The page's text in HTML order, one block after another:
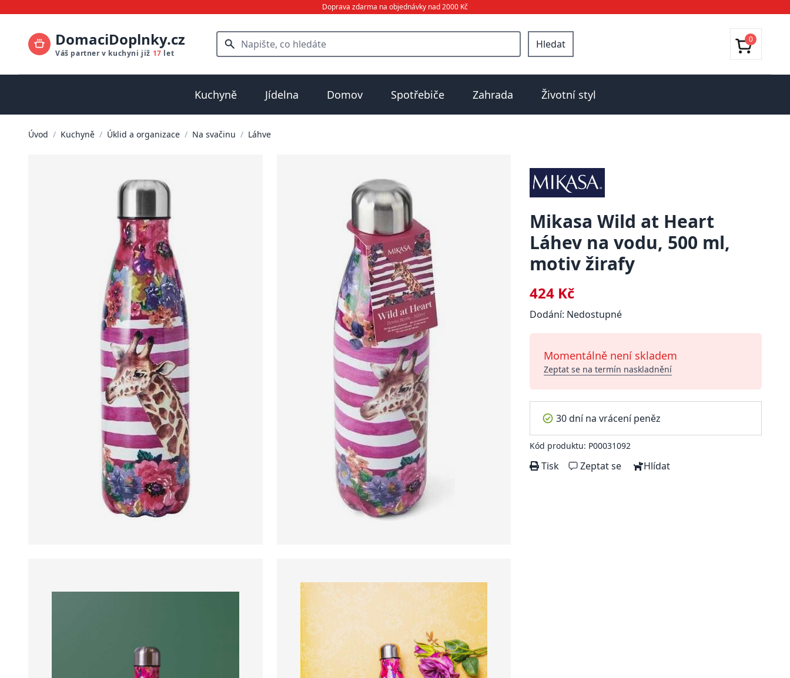
Doprava zdarma na objednávky nad 2000 Kč
DomaciDoplnky.cz
Váš partner v kuchyni již 17 let
Hledat 0
Kuchyně Jídelna Domov Spotřebiče Zahrada Životní styl
Úvod / Kuchyně / Úklid a organizace / Na svačinu / Láhve
Mikasa Wild at Heart
Láhev na vodu, 500 ml,
motiv žirafy
424 Kč
Dodání: Nedostupné
Momentálně není skladem
Zeptat se na termín naskladnění
30 dní na vrácení peněz
Kód produktu: P00031092
Tisk Zeptat se Hlídat